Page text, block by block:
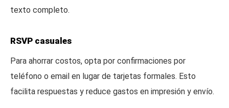
texto completo.
RSVP casuales
Para ahorrar costos, opta por confirmaciones por
teléfono o email en lugar de tarjetas formales. Esto
facilita respuestas y reduce gastos en impresión y envío.